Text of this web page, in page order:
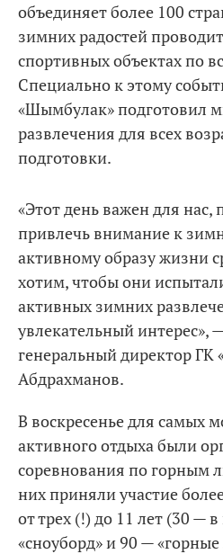
объединяет более 100
зимних радостей
спортивных объектах по
Специально к этому
«Шымбулак» подготовил
развлечения для всех
подготовки.
«Этот день важен для нас,
привлечь внимание к
активному образу жизни
хотим, чтобы они
активных зимних
увлекательный интерес»,
генеральный директор
Абдрахманов.
В воскресенье для самых
активного отдыха были
соревнования по горным
них приняли участие
от трех (!) до 11 лет (30 —
«сноуборд» и 90 —